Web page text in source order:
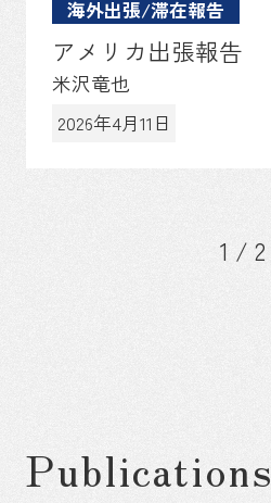
海外出張/滞在報告
アメリカ出張報告
米沢竜也
2026年4月11日
1 / 2
Publications